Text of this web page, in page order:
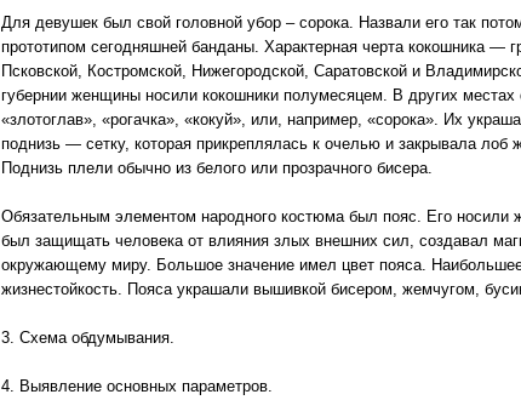
Для девушек был свой головной убор – сорока. Назвали его так
прототипом сегодняшней банданы. Характерная черта кокошника —
Псковской, Костромской, Нижегородской, Саратовской и
губернии женщины носили кокошники полумесяцем. В других
«злотоглав», «рогачка», «кокуй», или, например, «сорока». Их
поднизь — сетку, которая прикреплялась к очелью и закрывала
Поднизь плели обычно из белого или прозрачного бисера.
Обязательным элементом народного костюма был пояс. Его
был защищать человека от влияния злых внешних сил, создавал
окружающему миру. Большое значение имел цвет пояса.
жизнестойкость. Пояса украшали вышивкой бисером, жемчугом,
3. Схема обдумывания.
4. Выявление основных параметров.